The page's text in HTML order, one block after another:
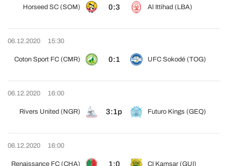
Horseed SC (SOM) 0:3 Al Ittihad (LBA)
06.12.2020 15:30
Coton Sport FC (CMR) 0:1 UFC Sokodé (TOG)
06.12.2020 16:00
Rivers United (NGR) 3:1p Futuro Kings (GEQ)
06.12.2020 16:00
Renaissance FC (CHA) 1:0 CI Kamsar (GUI)